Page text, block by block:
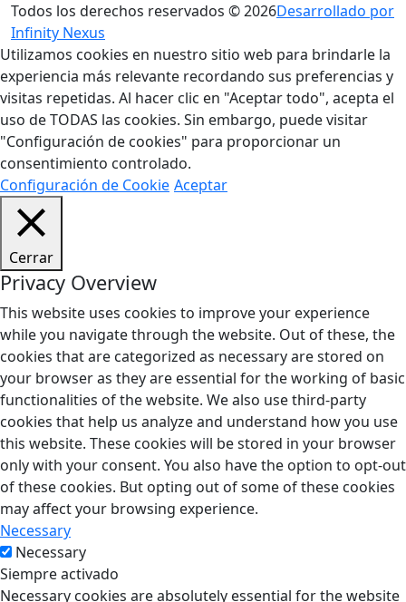
Todos los derechos reservados © 2026Desarrollado por
Infinity Nexus
Utilizamos cookies en nuestro sitio web para brindarle la
experiencia más relevante recordando sus preferencias y
visitas repetidas. Al hacer clic en "Aceptar todo", acepta el
uso de TODAS las cookies. Sin embargo, puede visitar
"Configuración de cookies" para proporcionar un
consentimiento controlado.
Configuración de Cookie Aceptar
Cerrar
Privacy Overview
This website uses cookies to improve your experience
while you navigate through the website. Out of these, the
cookies that are categorized as necessary are stored on
your browser as they are essential for the working of basic
functionalities of the website. We also use third-party
cookies that help us analyze and understand how you use
this website. These cookies will be stored in your browser
only with your consent. You also have the option to opt-out
of these cookies. But opting out of some of these cookies
may affect your browsing experience.
Necessary
Necessary
Siempre activado
Necessary cookies are absolutely essential for the website